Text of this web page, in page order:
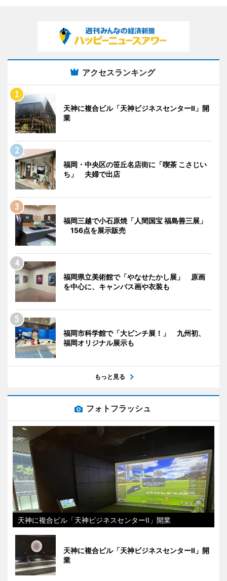
アクセスランキング
天神に複合ビル「天神ビジネスセンターII」開
業
福岡・中央区の笹丘名店街に「喫茶 こさじい
ち」 夫婦で出店
福岡三越で小石原焼「人間国宝 福島善三展」
156点を展示販売
福岡県立美術館で「やなせたかし展」 原画
を中心に、キャンバス画や衣装も
福岡市科学館で「大ピンチ展！」 九州初、
福岡オリジナル展示も
もっと見る
フォトフラッシュ
天神に複合ビル「天神ビジネスセンターII」開業
天神に複合ビル「天神ビジネスセンターII」開
業